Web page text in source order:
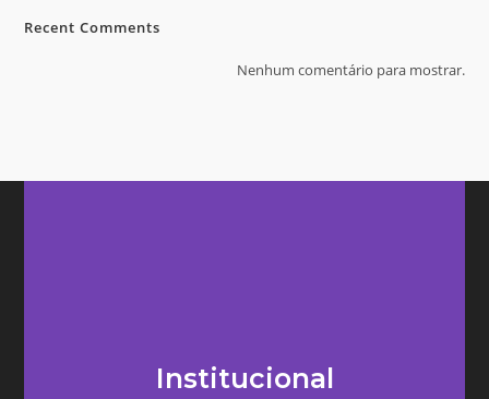
Recent Comments
Nenhum comentário para mostrar.
Institucional